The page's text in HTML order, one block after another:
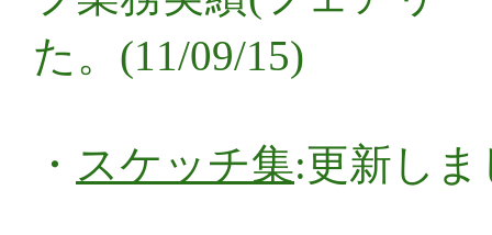
た。(11/09/15)
・ スケッチ集:更新しま